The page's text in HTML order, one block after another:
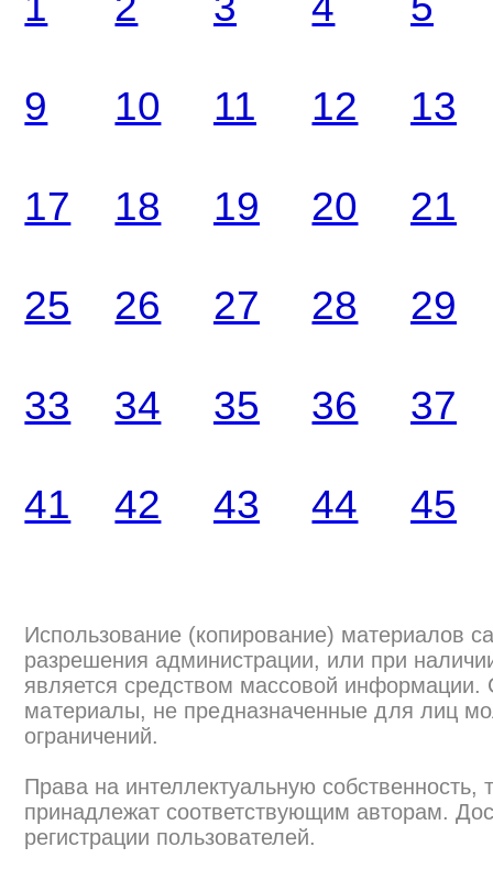
Использование (копирование) материалов
разрешения администрации, или при
является средством массовой информации.
материалы, не предназначенные для лиц
ограничений.
Права на интеллектуальную собственность,
принадлежат соответствующим авторам.
регистрации пользователей.
9 11 13
17 18 19 20 21
25 26 27 29
28
33 34 37
35 36
41 42 43 44 45
10 12